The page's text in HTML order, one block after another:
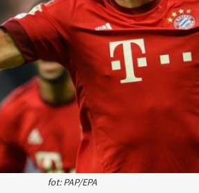
fot: PAP/EPA